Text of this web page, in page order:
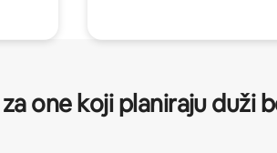
one koji planiraju duži